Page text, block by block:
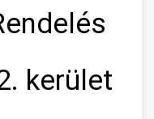
kerület